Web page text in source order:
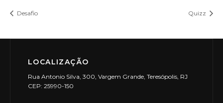
Desafio Quizz
LOCALIZAÇÃO
Rua Antonio Silva, 300, Vargem Grande, Teresópolis, RJ
CEP: 25990-150